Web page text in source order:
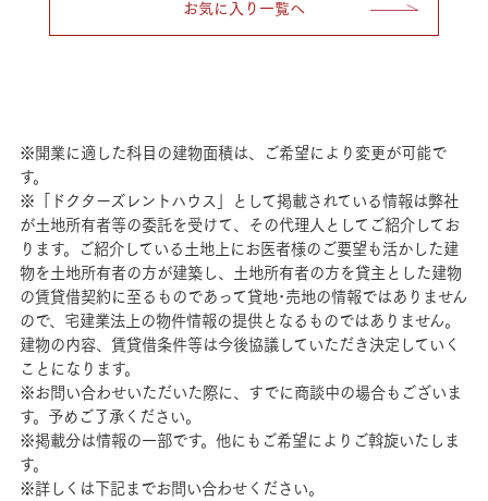
お気に入り一覧へ
※開業に適した科目の建物面積は、ご希望により変更が可能で
す。
※「ドクターズレントハウス」として掲載されている情報は弊社
が土地所有者等の委託を受けて、その代理人としてご紹介してお
ります。ご紹介している土地上にお医者様のご要望も活かした建
物を土地所有者の方が建築し、土地所有者の方を貸主とした建物
の賃貸借契約に至るものであって貸地･売地の情報ではありません
ので、宅建業法上の物件情報の提供となるものではありません。
建物の内容、賃貸借条件等は今後協議していただき決定していく
ことになります。
※お問い合わせいただいた際に、すでに商談中の場合もございま
す。予めご了承ください。
※掲載分は情報の一部です。他にもご希望によりご斡旋いたしま
す。
※詳しくは下記までお問い合わせください。